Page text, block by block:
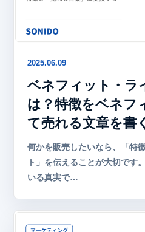
2025.06.09
ベネフィット・ラ
は？特徴をベネフ
て売れる文章を書
何かを販売したいなら、「特
ト」を伝えることが大切です
いる真実で…